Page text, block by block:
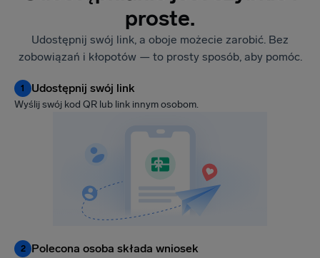
proste.
Udostępnij swój link, a oboje możecie zarobić. Bez
zobowiązań i kłopotów — to prosty sposób, aby pomóc.
1 Udostępnij swój link
Wyślij swój kod QR lub link innym osobom.
2 Polecona osoba składa wniosek